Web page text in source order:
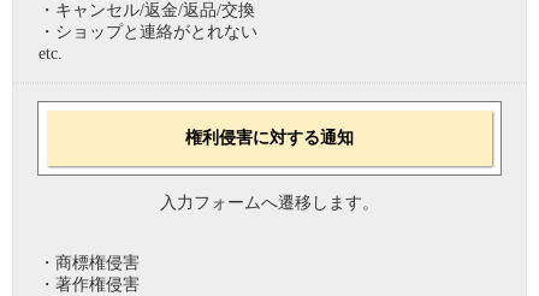
・キャンセル/返金/返品/交換
・ショップと連絡がとれない
etc.
権利侵害に対する通知
入力フォームへ遷移します。
・商標権侵害
・著作権侵害